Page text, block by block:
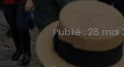
Publié : 28 mai